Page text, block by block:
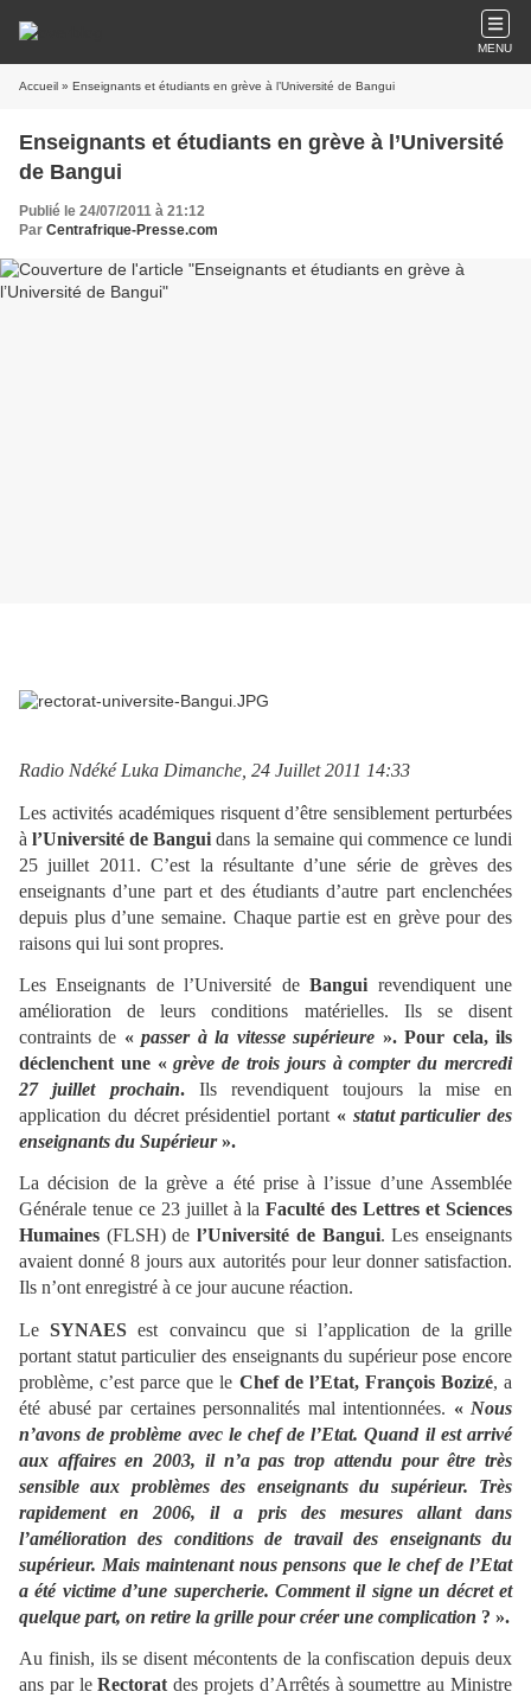
MENU
Accueil » Enseignants et étudiants en grève à l’Université de Bangui
Enseignants et étudiants en grève à l’Université
de Bangui
Publié le 24/07/2011 à 21:12
Par Centrafrique-Presse.com
Radio Ndéké Luka Dimanche, 24 Juillet 2011 14:33
Les activités académiques risquent d’être sensiblement perturbées
àl’Université de Bangui dans la semaine qui commence ce lundi
25 juillet 2011. C’est la résultante d’une série de grèves des
enseignants d’une part et des étudiants d’autre part enclenchées
depuis plus d’une semaine. Chaque partie est en grève pour des
raisons qui lui sont propres.
Les Enseignants de l’Université deBangui revendiquent une
amélioration de leurs conditions matérielles. Ils se disent
contraints de «passer à la vitesse supérieure ». Pour cela, ils
déclenchent une «grève de trois jours à compter du mercredi
27 juillet prochain.Ils revendiquent toujours la mise en
application du décret présidentiel portant « statut particulier des
enseignants du Supérieur».
La décision de la grève a été prise à l’issue d’une Assemblée
Générale tenue ce 23 juillet à laFaculté des Lettres et Sciences
Humaines (FLSH) del’Université de Bangui. Les enseignants
avaient donné 8 jours aux autorités pour leur donner satisfaction.
Ils n’ont enregistré à ce jour aucune réaction.
LeSYNAES est convaincu que si l’application de la grille
portant statut particulier des enseignants du supérieur pose encore
problème, c’est parce que le Chef de l’Etat, François Bozizé, a
été abusé par certaines personnalités mal intentionnées. « Nous
n’avons de problème avec le chef de l’Etat. Quand il est arrivé
aux affaires en 2003, il n’a pas trop attendu pour être très
sensible aux problèmes des enseignants du supérieur. Très
rapidement en 2006, il a pris des mesures allant dans
l’amélioration des conditions de travail des enseignants du
supérieur. Mais maintenant nous pensons que le chef de l’Etat
a été victime d’une supercherie. Comment il signe un décret et
quelque part, on retire la grille pour créer une complication ? ».
Au finish, ils se disent mécontents de la confiscation depuis deux
ans par leRectorat des projets d’Arrêtés à soumettre au Ministre